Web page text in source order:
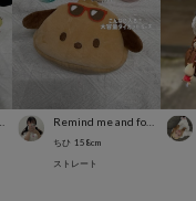
Remind me and forever
ちひ 158cm
ストレート